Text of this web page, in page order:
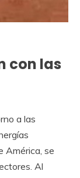
con las
a las
América, se
Al